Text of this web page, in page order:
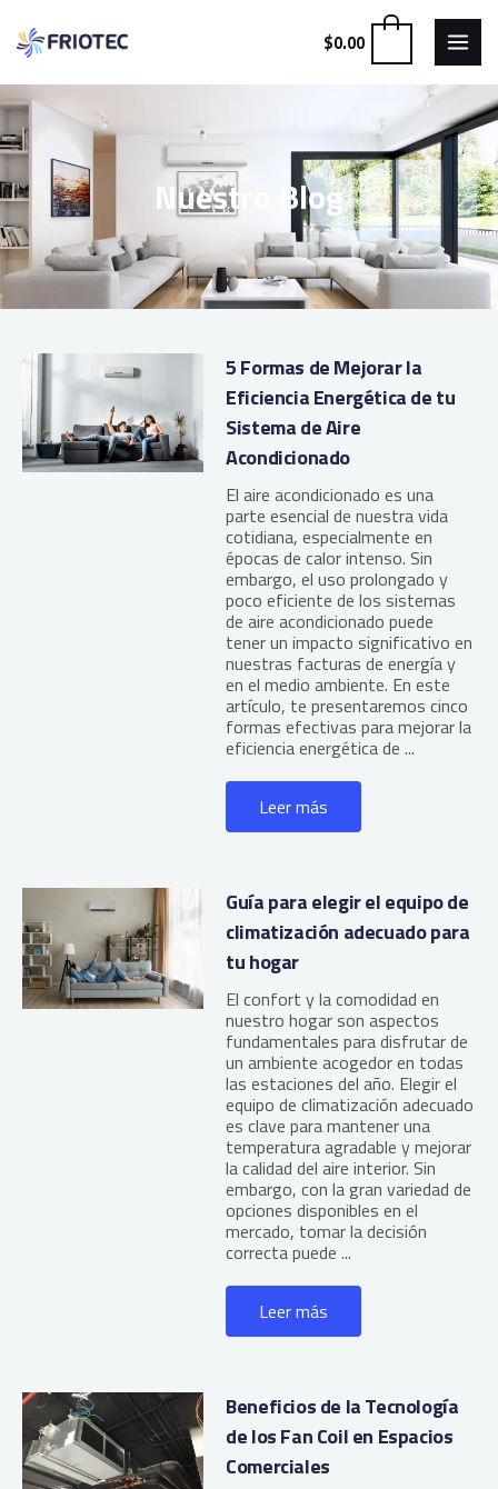
contenido
$0.00
Nuestro Blog
5 Formas de Mejorar la
Eficiencia Energética de tu
Sistema de Aire
Acondicionado
El aire acondicionado es una
parte esencial de nuestra vida
cotidiana, especialmente en
épocas de calor intenso. Sin
embargo, el uso prolongado y
poco eficiente de los sistemas
de aire acondicionado puede
tener un impacto significativo en
nuestras facturas de energía y
en el medio ambiente. En este
artículo, te presentaremos cinco
formas efectivas para mejorar la
eficiencia energética de ...
Leer más
Guía para elegir el equipo de
climatización adecuado para
tu hogar
El confort y la comodidad en
nuestro hogar son aspectos
fundamentales para disfrutar de
un ambiente acogedor en todas
las estaciones del año. Elegir el
equipo de climatización adecuado
es clave para mantener una
temperatura agradable y mejorar
la calidad del aire interior. Sin
embargo, con la gran variedad de
opciones disponibles en el
mercado, tomar la decisión
correcta puede ...
Leer más
Beneficios de la Tecnología
de los Fan Coil en Espacios
Comerciales